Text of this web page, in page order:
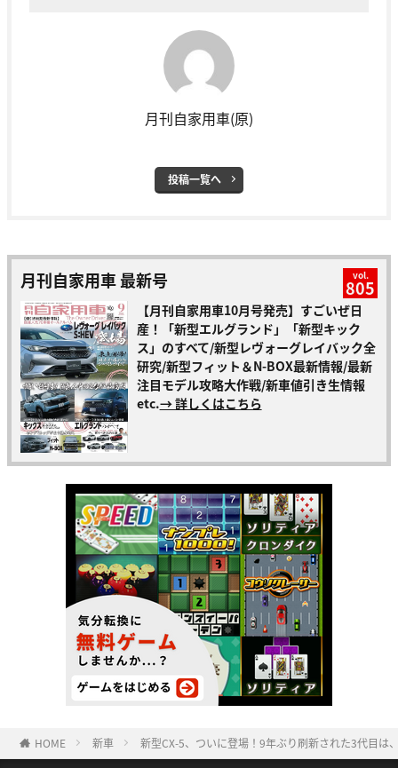
月刊自家用車(原)
投稿一覧へ
月刊自家用車 最新号 vol.
805
【月刊自家用車10月号発売】すごいぜ日
産！「新型エルグランド」「新型キック
ス」のすべて/新型レヴォーグレイバック全
研究/新型フィット＆N-BOX最新情報/最新
注目モデル攻略大作戦/新車値引き生情報
etc.→ 詳しくはこちら
HOME 新車 新型CX-5、ついに登場！9年ぶり刷新された3代目